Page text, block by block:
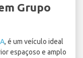
Grupo
, é um veículo ideal
espaçoso e amplo